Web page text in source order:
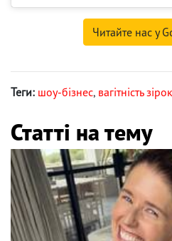
Читайте нас у
Теги: шоу-бізнес, вагітність зірок
Статті на тему